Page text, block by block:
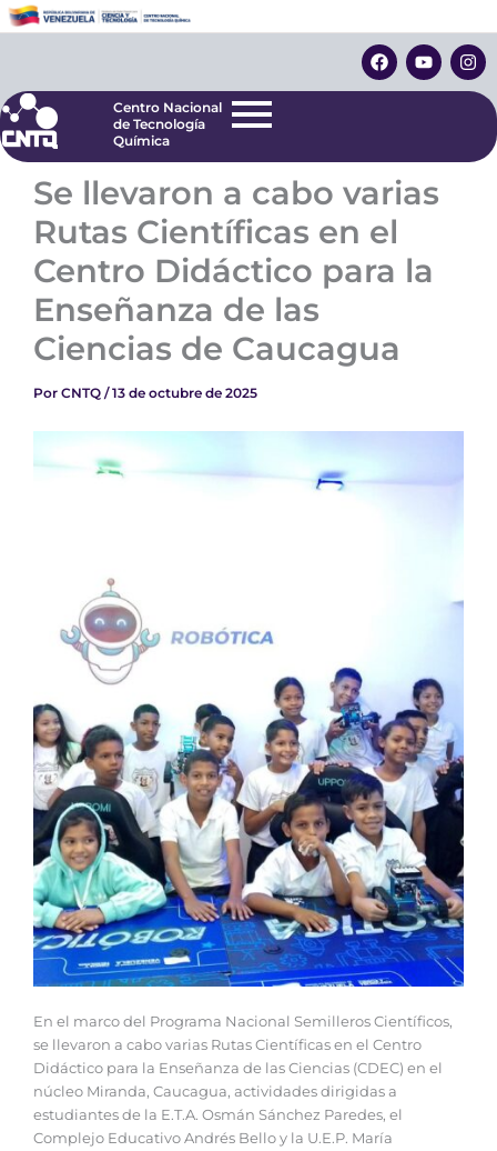
al
F
a
c
o
Y
o
u
e
I
n
s
r
Centro Nacional
de Tecnología
Centro Nacional
de Tecnología
Química
Se llevaron a cabo varias
Rutas Científicas en el
Centro Didáctico para la
Enseñanza de las
Ciencias de Caucagua
Por CNTQ /13 de octubre de 2025
En el marco del Programa Nacional Semilleros Científicos,
se llevaron a cabo varias Rutas Científicas en el Centro
Didáctico para la Enseñanza de las Ciencias (CDEC) en el
núcleo Miranda, Caucagua, actividades dirigidas a
estudiantes de la E.T.A. Osmán Sánchez Paredes, el
Complejo Educativo Andrés Bello y la U.E.P. María